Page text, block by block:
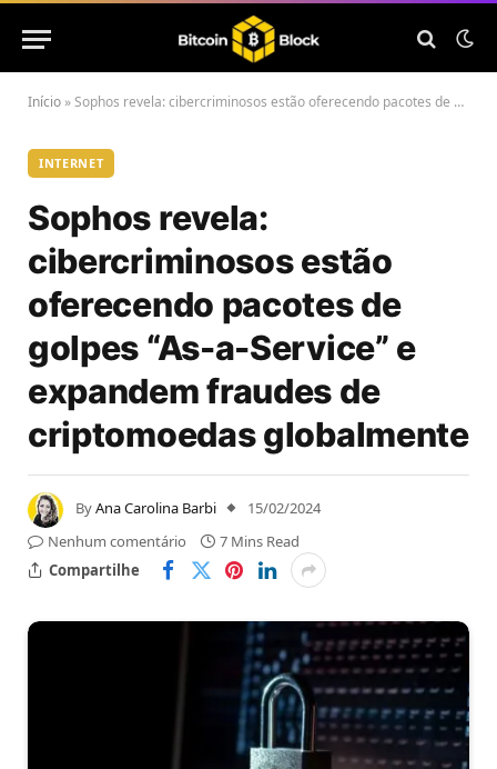
Início »Sophos revela: cibercriminosos estão oferecendo pacotes de golpes “As-a-Service” e expandem fraudes de criptomoedas globalmente
INTERNET
Sophos revela:
cibercriminosos estão
oferecendo pacotes de
golpes “As-a-Service” e
expandem fraudes de
criptomoedas globalmente
ByAna Carolina Barbi
15/02/2024
Nenhum comentário
7 Mins Read
Compartilhe